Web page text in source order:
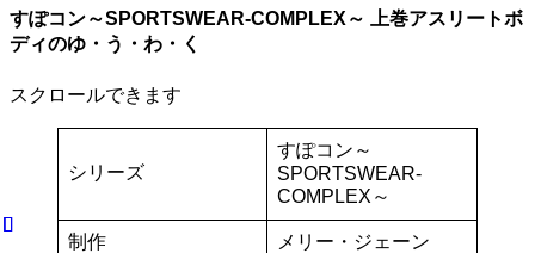
すぽコン～SPORTSWEAR-COMPLEX～ 上巻アスリートボ
ディのゆ・う・わ・く
スクロールできます
シリーズ
すぽコン～
SPORTSWEAR-
COMPLEX～
制作 メリー・ジェーン